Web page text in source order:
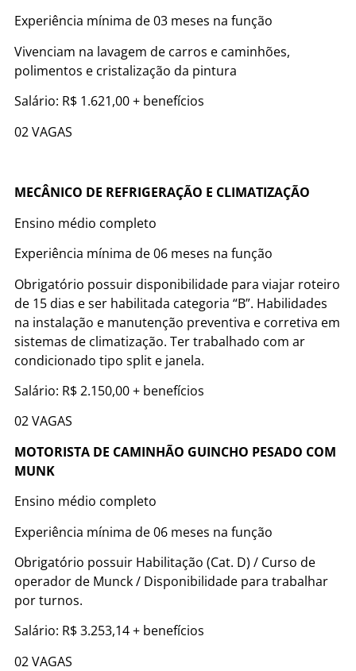
Experiência mínima de 03 meses na função
Vivenciam na lavagem de carros e caminhões,
polimentos e cristalização da pintura
Salário: R$ 1.621,00 + benefícios
02 VAGAS
MECÂNICO DE REFRIGERAÇÃO E CLIMATIZAÇÃO
Ensino médio completo
Experiência mínima de 06 meses na função
Obrigatório possuir disponibilidade para viajar roteiro
de 15 dias e ser habilitada categoria “B”. Habilidades
na instalação e manutenção preventiva e corretiva em
sistemas de climatização. Ter trabalhado com ar
condicionado tipo split e janela.
Salário: R$ 2.150,00 + benefícios
02 VAGAS
MOTORISTA DE CAMINHÃO GUINCHO PESADO COM
MUNK
Ensino médio completo
Experiência mínima de 06 meses na função
Obrigatório possuir Habilitação (Cat. D) / Curso de
operador de Munck / Disponibilidade para trabalhar
por turnos.
Salário: R$ 3.253,14 + benefícios
02 VAGAS